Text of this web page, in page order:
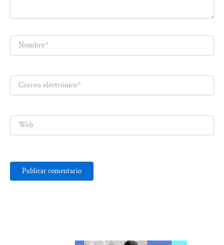
Nombre*
Correo
electrónico*
Web